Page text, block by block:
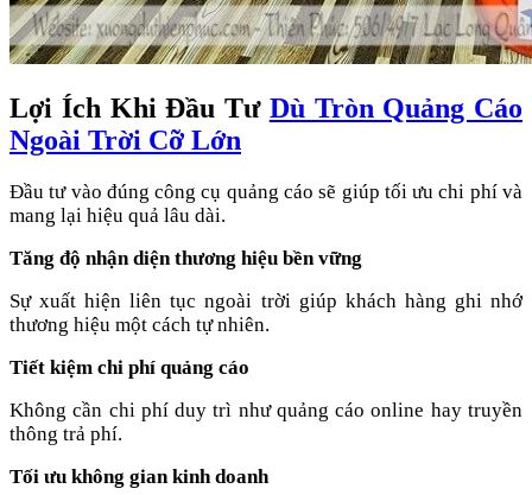
Lợi Ích Khi Đầu Tư Dù Tròn Quảng Cáo
Ngoài Trời Cỡ Lớn
Đầu tư vào đúng công cụ quảng cáo sẽ giúp tối ưu chi phí và
mang lại hiệu quả lâu dài.
Tăng độ nhận diện thương hiệu bền vững
Sự xuất hiện liên tục ngoài trời giúp khách hàng ghi nhớ
thương hiệu một cách tự nhiên.
Tiết kiệm chi phí quảng cáo
Không cần chi phí duy trì như quảng cáo online hay truyền
thông trả phí.
Tối ưu không gian kinh doanh